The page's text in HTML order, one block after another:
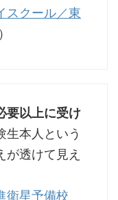
スクール／東
）
要以上に受け
生本人という
が透けて見え
衛星予備校